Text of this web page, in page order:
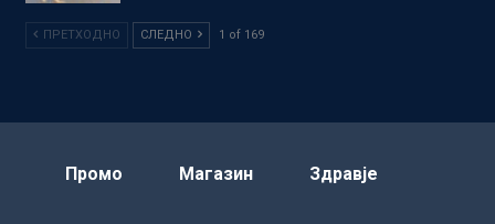
ПРЕТХОДНО СЛЕДНО 1 of 169
Промо Магазин Здравје